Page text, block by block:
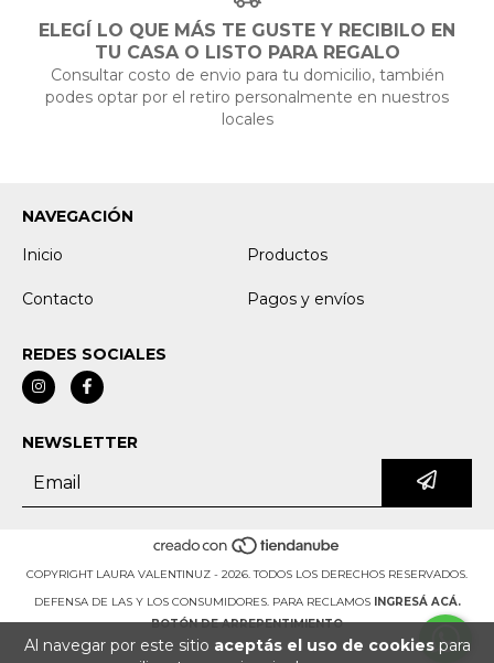
Al navegar por este sitio aceptás el uso de cookiespara
ELEGÍ LO QUE MÁS TE GUSTE Y RECIBILO EN
TU CASA O LISTO PARA REGALO
Consultar costo de envio para tu domicilio, también
podes optar por el retiro personalmente en nuestros
locales
NAVEGACIÓN
Inicio
Productos
Contacto Pagos y envíos
REDES SOCIALES
NEWSLETTER
COPYRIGHT LAURA VALENTINUZ - 2026. TODOS LOS DERECHOS RESERVADOS.
DEFENSA DE LAS Y LOS CONSUMIDORES. PARA RECLAMOS INGRESÁ ACÁ.
BOTÓN DE ARREPENTIMIENTO